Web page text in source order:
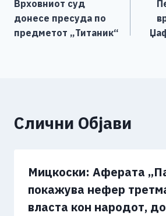
o
o
g
er
на
напис
Врховниот суд
донесе пресуда по
предметот „Титаник“
Слични Објави
Мицкоски: Аферата
покажува нефер
власта кон народот,